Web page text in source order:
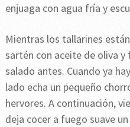
enjuaga con agua fría y
Mientras los tallarines
sartén con aceite de oliva y
salado antes. Cuando ya
lado echa un pequeño
hervores. A continuación,
deja cocer a fuego suave